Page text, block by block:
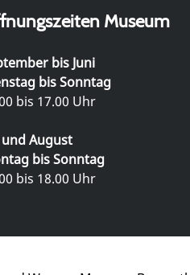
Museum
bis Juni
bis Sonntag
bis 17.00 Uhr
und August
bis Sonntag
bis 18.00 Uhr